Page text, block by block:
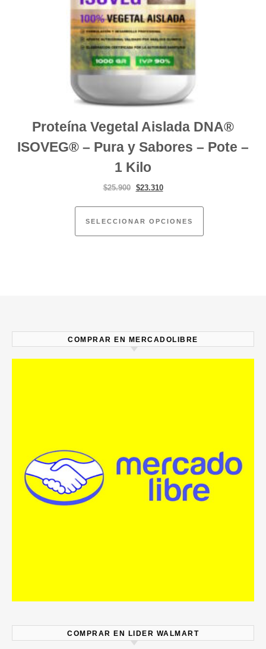
Proteína Vegetal Aislada DNA®
ISOVEG® – Pura y Sabores – Pote –
1 Kilo
$25.900 El precio original era: $25.900.
$23.310El precio actual es: $23.310.
SELECCIONAR OPCIONES
Este producto
COMPRAR EN MERCADOLIBRE
COMPRAR EN LIDER WALMART